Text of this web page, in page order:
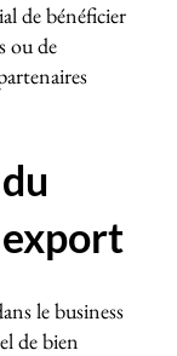
de bénéficier
ou de
le business
de bien